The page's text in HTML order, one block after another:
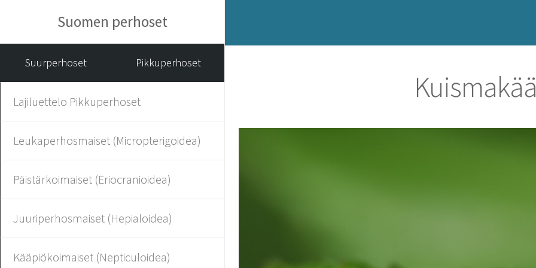
Suomen perhoset
Suurperhoset Pikkuperhoset
Lajiluettelo Pikkuperhoset
Leukaperhosmaiset (Micropterigoidea)
Päistärkoimaiset (Eriocranioidea)
Juuriperhosmaiset (Hepialoidea)
Kääpiökoimaiset (Nepticuloidea)